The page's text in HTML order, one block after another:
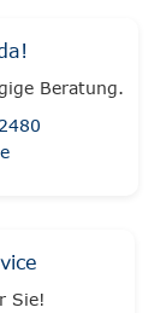
Beratung.
Sie!